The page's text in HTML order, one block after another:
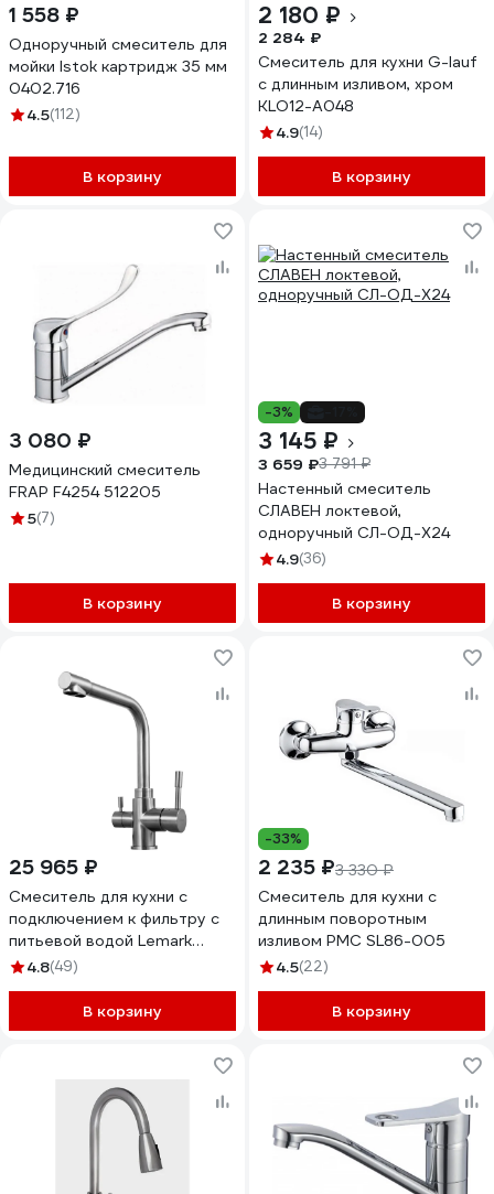
1 558 ₽
Одноручный смеситель для
мойки Istok картридж 35 мм
0402.716
4.5(112)
В корзину
2 180 ₽
2 284 ₽
Смеситель для кухни G-lauf
с длинным изливом, хром
KLO12-A048
4.9(14)
В корзину
3 080 ₽
Медицинский смеситель
FRAP F4254 512205
5(7)
В корзину
-3%
3 145 ₽
3 659 ₽3 791 ₽
Настенный смеситель
СЛАВЕН локтевой,
одноручный СЛ-ОД-Х24
4.9(36)
В корзину
25 965 ₽
Смеситель для кухни с
подключением к фильтру с
питьевой водой Lemark
Expert LM5061S
4.8(49)
В корзину
-33%
2 235 ₽3 330 ₽
Смеситель для кухни с
длинным поворотным
изливом РМС SL86-005
4.5(22)
В корзину